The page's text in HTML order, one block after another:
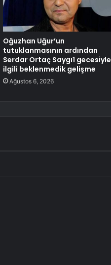
Oğuzhan Uğur’un
tutuklanmasının ardından
Serdar Ortaç Saygı1 gecesiyle
ilgili beklenmedik gelişme
Ağustos 6, 2026